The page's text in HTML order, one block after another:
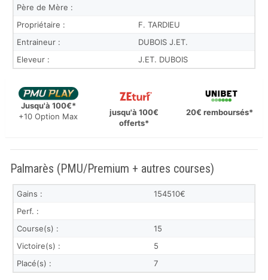
Père de Mère :
Propriétaire :
F. TARDIEU
Entraineur :
DUBOIS J.ET.
Eleveur :
J.ET. DUBOIS
Jusqu'à 100€*
+10 Option Max
jusqu'à 100€
offerts*
20€ remboursés*
Palmarès (PMU/Premium + autres courses)
Gains :
154510€
Perf. :
Course(s) :
15
Victoire(s) :
5
Placé(s) :
7